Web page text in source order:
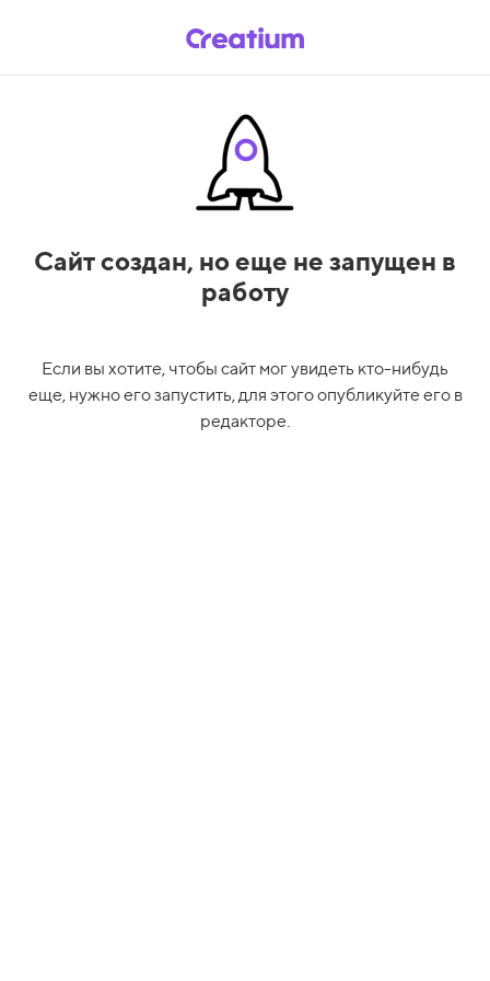
Сайт создан, но еще не запущен в
работу
Если вы хотите, чтобы сайт мог увидеть кто-нибудь
еще, нужно его запустить, для этого опубликуйте его в
редакторе.